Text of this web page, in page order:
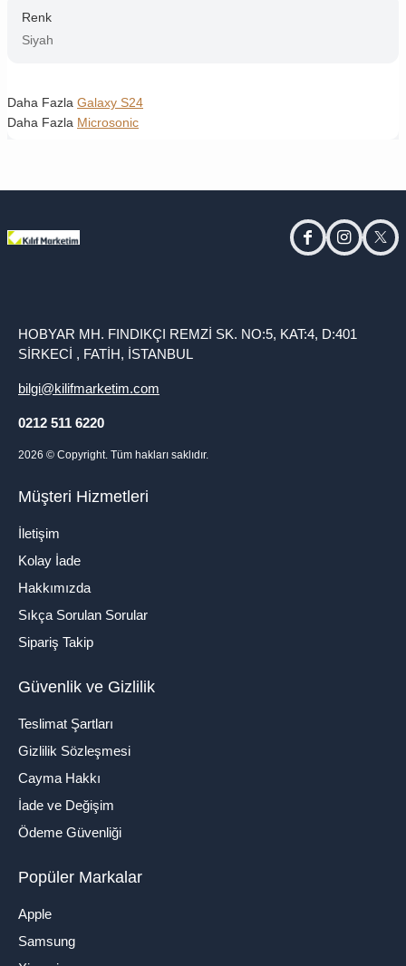
Renk
Siyah
Daha Fazla Galaxy S24
Daha Fazla Microsonic
facebookinstagram
HOBYAR MH. FINDIKÇI REMZİ SK. NO:5, KAT:4, D:401
SİRKECİ , FATİH, İSTANBUL
bilgi@kilifmarketim.com
0212 511 6220
2026 © Copyright. Tüm hakları saklıdır.
Müşteri Hizmetleri
İletişim
Kolay İade
Hakkımızda
Sıkça Sorulan Sorular
Sipariş Takip
Güvenlik ve Gizlilik
Teslimat Şartları
Gizlilik Sözleşmesi
Cayma Hakkı
İade ve Değişim
Ödeme Güvenliği
Popüler Markalar
Apple
Samsung